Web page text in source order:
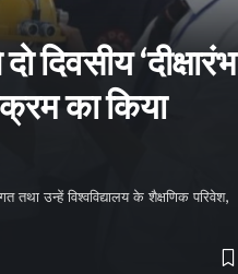
दिवसीय ‘दीक्षारंभ
का किया
तथा उन्हें विश्वविद्यालय के शैक्षणिक परिवेश,